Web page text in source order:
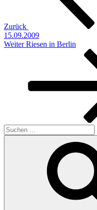
Zurück
15.09.2009
Nächster
Weiter Riesen in Berlin
Suchen
nach: